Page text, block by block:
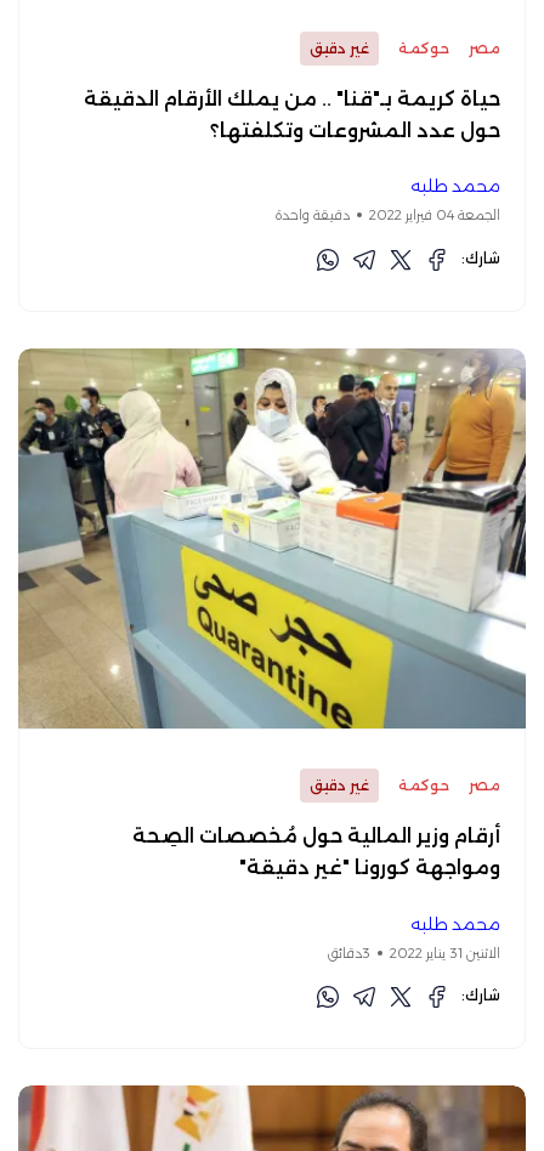
مصر حوكمة غير دقيق
حياة كريمة بـ"قنا" .. من يملك الأرقام الدقيقة
حول عدد المشروعات وتكلفتها؟
محمد طلبه
الجمعة 04 فبراير 2022 دقيقة واحدة
شارك:
مصر حوكمة غير دقيق
أرقام وزير المالية حول مُخصصات الصِحة
ومواجهة كورونا "غير دقيقة"
محمد طلبه
الاثنين 31 يناير 2022 3دقائق
شارك: